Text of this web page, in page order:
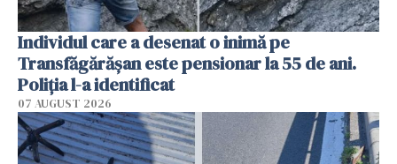
Individul care a desenat o inimă pe
Transfăgărășan este pensionar la 55 de ani.
Poliția l-a identificat
07 AUGUST 2026